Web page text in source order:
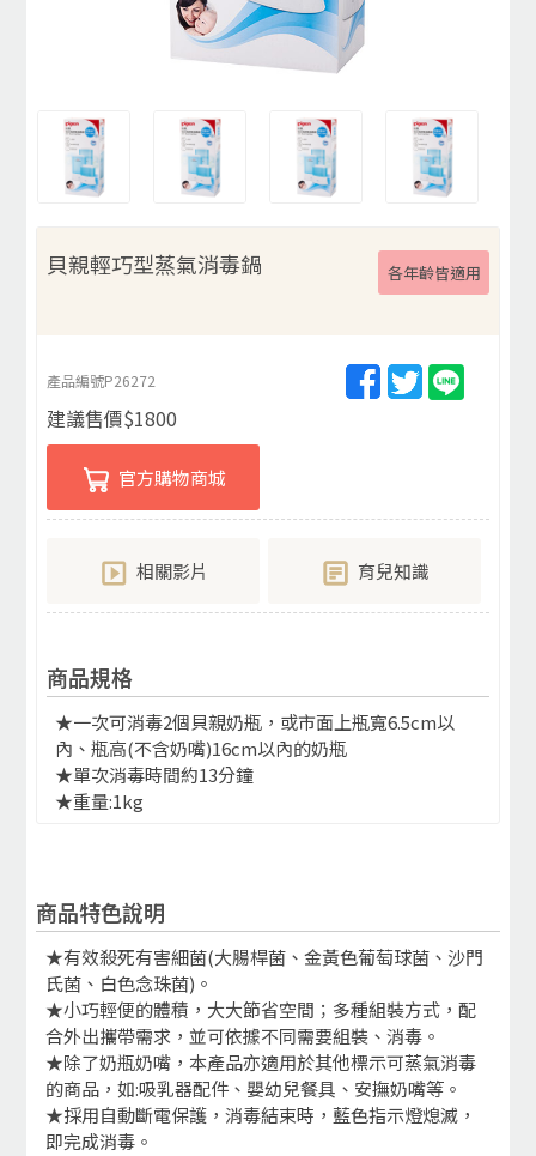
貝親輕巧型蒸氣消毒鍋 各年齡皆適用
產品編號P26272
建議售價$1800
官方購物商城
相關影片 育兒知識
商品規格
★一次可消毒2個貝親奶瓶，或市面上瓶寬6.5cm以
內、瓶高(不含奶嘴)16cm以內的奶瓶
★單次消毒時間約13分鐘
★重量:1kg
商品特色說明
★有效殺死有害細菌(大腸桿菌、金黃色葡萄球菌、沙門
氏菌、白色念珠菌)。
★小巧輕便的體積，大大節省空間；多種組裝方式，配
合外出攜帶需求，並可依據不同需要組裝、消毒。
★除了奶瓶奶嘴，本產品亦適用於其他標示可蒸氣消毒
的商品，如:吸乳器配件、嬰幼兒餐具、安撫奶嘴等。
★採用自動斷電保護，消毒結束時，藍色指示燈熄滅，
即完成消毒。